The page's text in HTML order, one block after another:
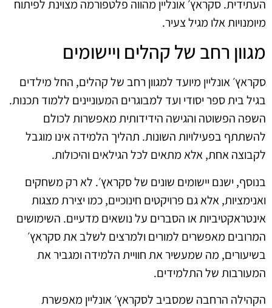
העתידית. סקראץ׳ אונליין מהווה פלטפורמה מצוינת לפיתוח
מיומנויות אלו מגיל צעיר.
מגוון רחב של קהלים ויישומים
סקראץ׳ אונליין מיועד למגוון רחב של קהלים, החל מילדים
בגיל בית ספר יסודי ועד למבוגרים המעוניינים ללמוד תכנות.
השפה הפשוטה והגישה הידידותית מאפשרות לכולם
להשתתף בפעילויות השונות. תהליך הלמידה אינו מוגבל
לקבוצה אחת, אלא מתאים לכל הגילאים והיכולות.
בנוסף, ישנם יישומים שונים של סקראץ׳. לא רק משחקים
ואנימציות, אלא גם פרויקטים חינוכיים, כמו יצירת מצגות
אינטראקטיביות או הסברים על נושאים מדעיים. השימושים
המרובים מאפשרים למורים ולמרצים לשלב את סקראץ׳
בשיעורים, מה שמעשיר את חוויית הלמידה ומגביר את
המעורבות של התלמידים.
הקהילה הרחבה שמסביב לסקראץ׳ אונליין מאפשרת